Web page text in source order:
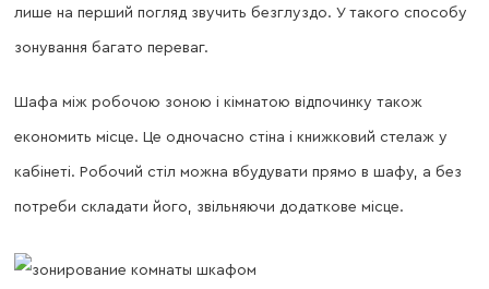
лише на перший погляд звучить безглуздо. У такого способу
зонування багато переваг.
Шафа між робочою зоною і кімнатою відпочинку також
економить місце. Це одночасно стіна і книжковий стелаж у
кабінеті. Робочий стіл можна вбудувати прямо в шафу, а без
потреби складати його, звільняючи додаткове місце.